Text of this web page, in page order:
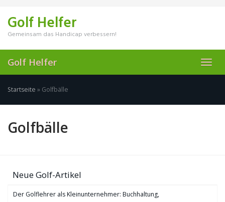
main
content
Golf Helfer
Gemeinsam das Handicap verbessern!
Golf Helfer
Startseite » Golfbälle
Golfbälle
Neue Golf-Artikel
Der Golflehrer als Kleinunternehmer: Buchhaltung,